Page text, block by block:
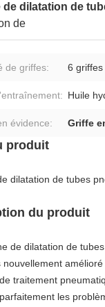
de dilatation de
de
de griffes: 6 griffes
Huile
évidence: Griffe
produit
dilatation de tubes
du produit
de dilatation de
nouvellement
traitement
les